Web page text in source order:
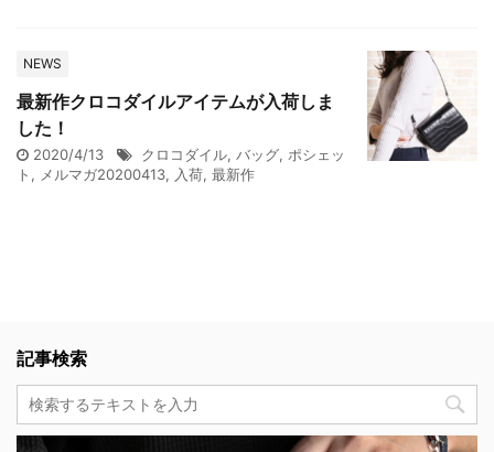
NEWS
最新作クロコダイルアイテムが入荷しま
した！
2020/4/13 クロコダイル, バッグ, ポシェッ
ト , メルマガ20200413, 入荷, 最新作
記事検索